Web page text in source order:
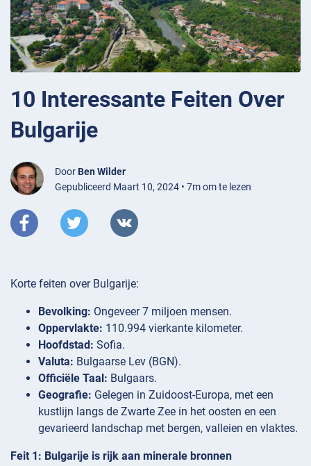
10 Interessante Feiten Over
Bulgarije
Door Ben Wilder
Gepubliceerd Maart 10, 2024 • 7m om te lezen
Korte feiten over Bulgarije:
Bevolking: Ongeveer 7 miljoen mensen.
Oppervlakte: 110.994 vierkante kilometer.
Hoofdstad: Sofia.
Valuta: Bulgaarse Lev (BGN).
Officiële Taal: Bulgaars.
Geografie: Gelegen in Zuidoost-Europa, met een
kustlijn langs de Zwarte Zee in het oosten en een
gevarieerd landschap met bergen, valleien en vlaktes.
Feit 1: Bulgarije is rijk aan minerale bronnen